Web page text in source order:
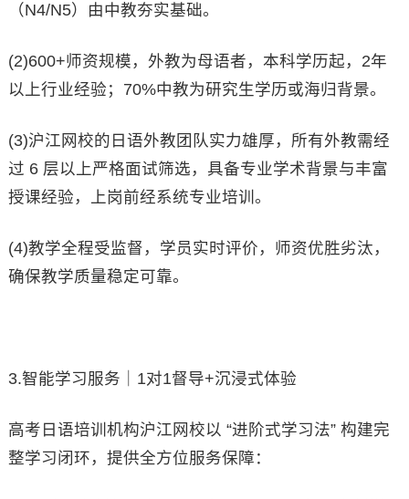
（N4/N5）由中教夯实基础。
(2)600+师资规模，外教为母语者，本科学历起，2年
以上行业经验；70%中教为研究生学历或海归背景。
(3)沪江网校的日语外教团队实力雄厚，所有外教需经
过 6 层以上严格面试筛选，具备专业学术背景与丰富
授课经验，上岗前经系统专业培训。
(4)教学全程受监督，学员实时评价，师资优胜劣汰，
确保教学质量稳定可靠。
3.智能学习服务｜1对1督导+沉浸式体验
高考日语培训机构沪江网校以 “进阶式学习法” 构建完
整学习闭环，提供全方位服务保障：